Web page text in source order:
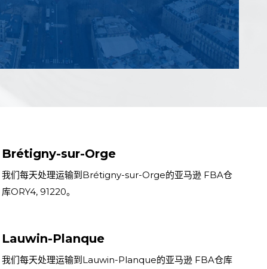
Brétigny-sur-Orge
我们每天处理运输到Brétigny-sur-Orge的亚马逊 FBA仓
库ORY4, 91220。
Lauwin-Planque
我们每天处理运输到Lauwin-Planque的亚马逊 FBA仓库